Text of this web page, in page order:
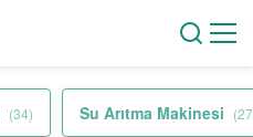
(34) Su Arıtma Makinesi